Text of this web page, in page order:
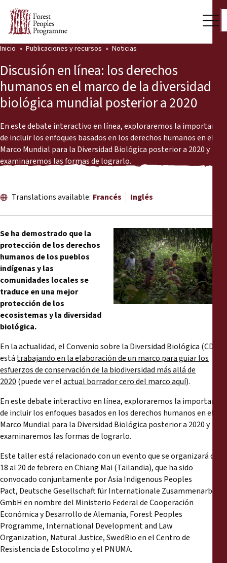
Sala de prensa
Apóyenos
Nuestro trabajo
Voces comunitarias
Socios y Países
Últimas noticias
Publicaciones y recursos
Back
Noticias
Informes
Comunicados de prensa
Materiales de capacitación
Documentos informativos
Presentaciones legales
Declaraciones
Informes anuales
Inicio Publicaciones y recursos Noticias
Discusión en línea: los derechos
humanos en el marco de la diversidad
biológica mundial posterior a 2020
En este debate interactivo en línea, exploraremos la importancia
de incluir los enfoques basados en los derechos humanos en el
Marco Mundial para la Diversidad Biológica posterior a 2020 y
examinaremos las formas de lograrlo.
Translations available: Francés Inglés
Se ha demostrado que la
protección de los derechos
humanos de los pueblos
indígenas y las
comunidades locales se
traduce en una mejor
protección de los
ecosistemas y la diversidad
biológica.
En la actualidad, el Convenio sobre la Diversidad Biológica (CDB)
está trabajando en la elaboración de un marco para guiar los
esfuerzos de conservación de la biodiversidad más allá de
2020 (puede ver elactual borrador cero del marco aquí).
En este debate interactivo en línea, exploraremos la importancia
de incluir los enfoques basados en los derechos humanos en el
Marco Mundial para la Diversidad Biológica posterior a 2020 y
examinaremos las formas de lograrlo.
Este taller está relacionado con un evento que se organizará del
18 al 20 de febrero en Chiang Mai (Tailandia), que ha sido
convocado conjuntamente por Asia Indigenous Peoples
Pact, Deutsche Gesellschaft für Internationale Zusammenarbeit
GmbH en nombre del Ministerio Federal de Cooperación
Económica y Desarrollo de Alemania, Forest Peoples
Programme, International Development and Law
Organization, Natural Justice, SwedBio en el Centro de
Resistencia de Estocolmo y el PNUMA.